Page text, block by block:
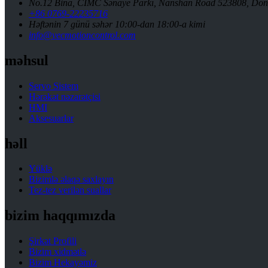
No.12 Bina, CIMC Sənaye Parkı, Nanshan Road 523808,
+86 0769-22235716
Həftənin 7 günü səhər 10:00-dan 18:00-a kimi
info@vecmotioncontrol.com
məhsul
Servo Sistem
Hərəkət nəzarətçisi
HMI
Aksesuarlar
həll
Yüklə
Bizimlə əlaqə saxlayın
Tez-tez verilən suallar
bizim haqqımızda
Şirkət Profili
Bizim xidmətlə
Bizim Hekayəmiz